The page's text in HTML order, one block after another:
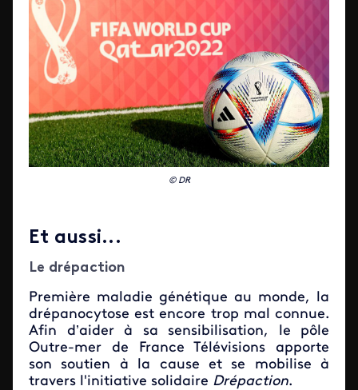
© DR
Et aussi...
Le drépaction
Première maladie génétique au monde, la
drépanocytose est encore trop mal connue.
Afin d’aider à sa sensibilisation, le pôle
Outre-mer de France Télévisions apporte
son soutien à la cause et se mobilise à
travers l'initiative solidaire Drépaction.